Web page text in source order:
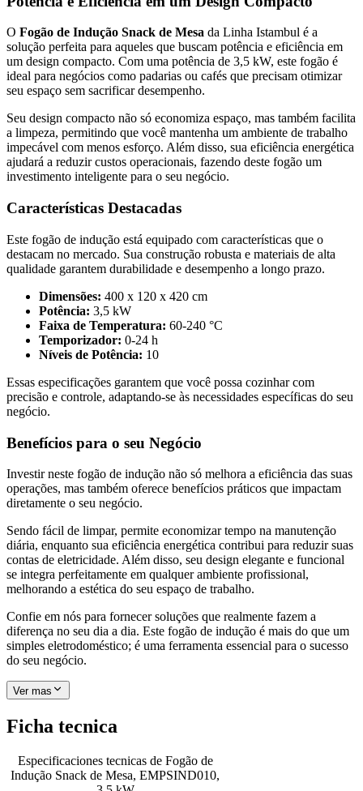
O Fogão de Indução Snack de Mesa da Linha Istambul é a
solução perfeita para aqueles que buscam potência e eficiência em
um design compacto. Com uma potência de 3,5 kW, este fogão é
ideal para negócios como padarias ou cafés que precisam otimizar
seu espaço sem sacrificar desempenho.
Seu design compacto não só economiza espaço, mas também facilita
a limpeza, permitindo que você mantenha um ambiente de trabalho
impecável com menos esforço. Além disso, sua eficiência energética
ajudará a reduzir custos operacionais, fazendo deste fogão um
investimento inteligente para o seu negócio.
Características Destacadas
Este fogão de indução está equipado com características que o
destacam no mercado. Sua construção robusta e materiais de alta
qualidade garantem durabilidade e desempenho a longo prazo.
Dimensões: 400 x 120 x 420 cm
Potência: 3,5 kW
Faixa de Temperatura: 60-240 °C
Temporizador: 0-24 h
Níveis de Potência: 10
Essas especificações garantem que você possa cozinhar com
precisão e controle, adaptando-se às necessidades específicas do seu
negócio.
Benefícios para o seu Negócio
Investir neste fogão de indução não só melhora a eficiência das suas
operações, mas também oferece benefícios práticos que impactam
diretamente o seu negócio.
Sendo fácil de limpar, permite economizar tempo na manutenção
diária, enquanto sua eficiência energética contribui para reduzir suas
contas de eletricidade. Além disso, seu design elegante e funcional
se integra perfeitamente em qualquer ambiente profissional,
melhorando a estética do seu espaço de trabalho.
Confie em nós para fornecer soluções que realmente fazem a
diferença no seu dia a dia. Este fogão de indução é mais do que um
simples eletrodoméstico; é uma ferramenta essencial para o sucesso
do seu negócio.
Ver mas
Ficha tecnica
Especificaciones tecnicas de Fogão de
Indução Snack de Mesa, EMPSIND010,